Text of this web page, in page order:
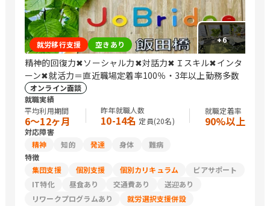
+6
就労移行支援 空きあり
精神的回復力✖ソーシャル力✖対話力✖Ｉスキル✖インタ
ーン✖就活力＝直近職場定着率100％・3年以上勤務多数
オンライン面談
就職実績
平均利用期間
6〜12ヶ月
昨年就職人数
10-14名 定員(20名)
就職定着率
90%以上
対応障害
精神
知的 発達 身体
難病
特徴
集団支援
個別支援 個別カリキュラム
ピアサポート
IT特化
昼食あり 交通費あり
送迎あり
リワークプログラムあり
就労選択支援併設